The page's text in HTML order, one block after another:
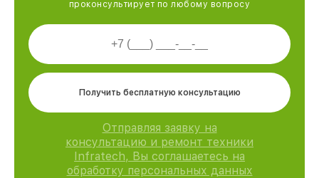
проконсультирует по любому вопросу
Получить бесплатную консультацию
Отправляя заявку на
консультацию и ремонт техники
Infratech, Вы соглашаетесь на
обработку персональных данных